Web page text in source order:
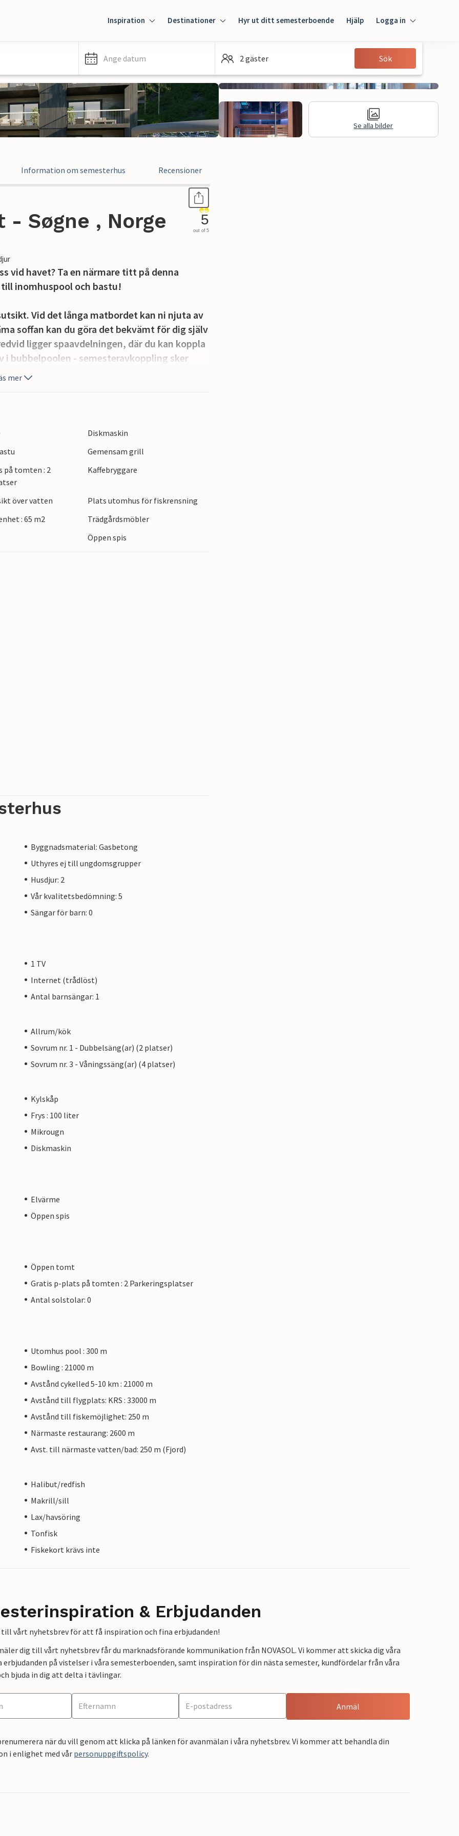
Inspiration Destinationer Hyr ut ditt semesterboende Hjälp Logga in
Gäst
Ange datum 2 gäster Sök
Se alla bilder
Information om semesterhus Recensioner
Søgne , Norge 5
out of 5
vid havet? Ta en närmare titt på denna
inomhuspool och bastu!
Vid det långa matbordet kan ni njuta av
soffan kan du göra det bekvämt för dig själv
ligger spaavdelningen, där du kan koppla
i bubbelpoolen - semesteravkoppling sker
kanske med delikatesser från grillen som
sandstrand, uppvärmd saltvattenpool,
också fantastiska vandringsområden inte
till exempel. En dagsutflykt till
och sevärdheter rekommenderas också.
mer
Diskmaskin
Gemensam grill
på tomten : 2
Kaffebryggare
över vatten
Plats utomhus för fiskrensning
: 65 m2
Trädgårdsmöbler
Öppen spis
Byggnadsmaterial: Gasbetong
Uthyres ej till ungdomsgrupper
Husdjur: 2
Vår kvalitetsbedömning: 5
Sängar för barn: 0
1 TV
Internet (trådlöst)
Antal barnsängar: 1
Allrum/kök
Sovrum nr. 1 - Dubbelsäng(ar) (2 platser)
Sovrum nr. 3 - Våningssäng(ar) (4 platser)
Kylskåp
Frys : 100 liter
Mikrougn
Diskmaskin
Elvärme
Öppen spis
Öppen tomt
Gratis p-plats på tomten : 2 Parkeringsplatser
Antal solstolar: 0
Utomhus pool : 300 m
Bowling : 21000 m
Avstånd cykelled 5-10 km : 21000 m
Avstånd till flygplats: KRS : 33000 m
Avstånd till fiskemöjlighet: 250 m
Närmaste restaurang: 2600 m
Avst. till närmaste vatten/bad: 250 m (Fjord)
Halibut/redfish
Makrill/sill
Lax/havsöring
Tonfisk
Fiskekort krävs inte
& Erbjudanden
vårt nyhetsbrev för att få inspiration och fina erbjudanden!
dig till vårt nyhetsbrev får du marknadsförande kommunikation från NOVASOL. Vi kommer att skicka dig våra
erbjudanden på vistelser i våra semesterboenden, samt inspiration för din nästa semester, kundfördelar från våra
bjuda in dig att delta i tävlingar.
Anmäl
när du vill genom att klicka på länken för avanmälan i våra nyhetsbrev. Vi kommer att behandla din
i enlighet med vårpersonuppgiftspolicy.